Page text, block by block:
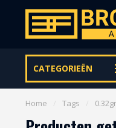
CATEGORIEËN
Let op onze speciale
Home Tags 0.32gr